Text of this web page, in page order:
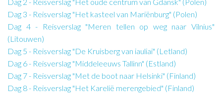
Dag 3 - Reisverslag "Het kasteel van Mariënburg" (Polen)
Dag 4 - Reisverslag "Meren tellen op weg naar Vilnius"
(Litouwen)
Dag 5 - Reisverslag "De Kruisberg van iauliai" (Letland)
Dag 6 - Reisverslag "Middeleeuws Tallinn" (Estland)
Dag 7 - Reisverslag "Met de boot naar Helsinki" (Finland)
Dag 8 - Reisverslag "Het Karelië merengebied" (Finland)